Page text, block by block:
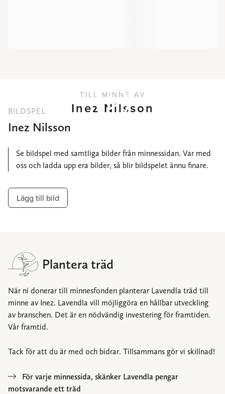
TILL MINNE AV
Inez Nilsson
BILDSPEL
Inez Nilsson
Se bildspel med samtliga bilder från minnessidan. Var med
oss och ladda upp era bilder, så blir bildspelet ännu finare.
Lägg till bild
Plantera träd
När ni donerar till minnesfonden planterar Lavendla träd till
minne av Inez. Lavendla vill möjliggöra en hållbar utveckling
av branschen. Det är en nödvändig investering för framtiden.
Vår framtid.
Tack för att du är med och bidrar. Tillsammans gör vi skillnad!
För varje minnessida, skänker Lavendla pengar
motsvarande ett träd